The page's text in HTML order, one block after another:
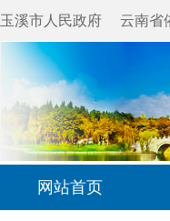
玉溪市人民政府 云南省
网站首页